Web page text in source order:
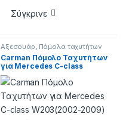
Σύγκρινε
Αξεσουάρ, Πόμολα ταχυτήτων
Carman Πόμολο Ταχυτήτων
για Mercedes C-class
W203(2002-2009) 6
Ταχύτητες Μαύρο